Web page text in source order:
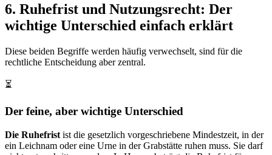
6. Ruhefrist und Nutzungsrecht: Der
wichtige Unterschied einfach erklärt
Diese beiden Begriffe werden häufig verwechselt, sind für die
rechtliche Entscheidung aber zentral.
⏳
Der feine, aber wichtige Unterschied
Die Ruhefrist ist die gesetzlich vorgeschriebene Mindestzeit, in der
ein Leichnam oder eine Urne in der Grabstätte ruhen muss. Sie darf